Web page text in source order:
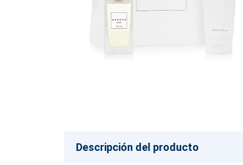
Descripción del producto